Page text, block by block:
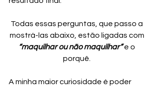
Todas essas perguntas, que passo a
mostrá-las abaixo, estão ligadas com
“maquilhar ou não maquilhar” e o
porquê.
A minha maior curiosidade é poder